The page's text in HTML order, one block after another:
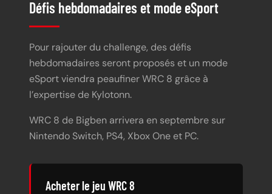
Défis hebdomadaires et mode eSport
Pour rajouter du challenge, des défis
hebdomadaires seront proposés et un mode
eSport viendra peaufiner WRC 8 grâce à
l’expertise de Kylotonn.
WRC 8 de Bigben arrivera en septembre sur
Nintendo Switch, PS4, Xbox One et PC.
Acheter le jeu WRC 8